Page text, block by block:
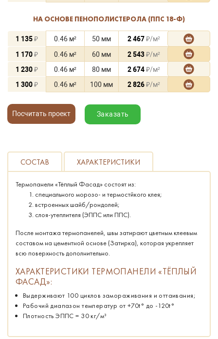
НА ОСНОВЕ ПЕНОПОЛИСТЕРОЛА (ППС 18-Ф)
1 135₽ 0.46 м² 50 мм 2 467₽/м²
1 170₽ 0.46 м² 60 мм 2 543₽/м²
1 230₽ 0.46 м² 80 мм 2 674₽/м²
1 300₽ 0.46 м² 100 мм 2 826₽/м²
Посчитать проект Заказать
СОСТАВ ХАРАКТЕРИСТИКИ
Термопанели «Тёплый Фасад» состоят из:
специального морозо- и термостйкого клея;
встроенных шайб/рондолей;
слоя-утеплителя (ЭППС или ППС).
После монтажа термопанелей, швы затирают цветным клеевым
составом на цементной основе (Затирка), которая укрепляет
всю поверхность дополнительно.
ХАРАКТЕРИСТИКИ ТЕРМОПАНЕЛИ «ТЁПЛЫЙ
ФАСАД»:
Выдерживают 100 циклов замораживания и оттаивания;
Рабочий диапазон температур от +70t° до -120t°
Плотность ЭППС = 30 кг/м³